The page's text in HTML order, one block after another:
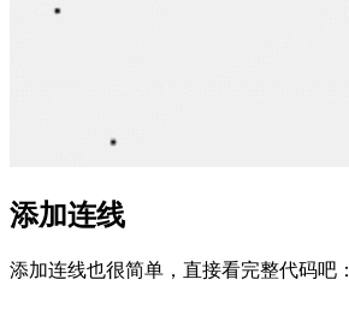
添加连线
添加连线也很简单，直接看完整代码吧：